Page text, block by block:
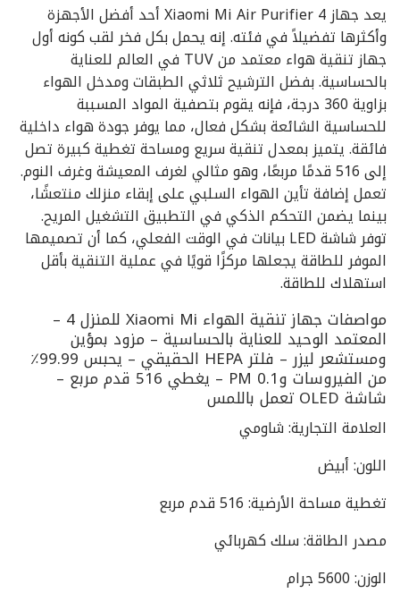
يعد جهاز Xiaomi Mi Air Purifier 4 أحد أفضل الأجهزة
وأكثرها تفضيلاً في فئته. إنه يحمل بكل فخر لقب كونه أول
جهاز تنقية هواء معتمد من TUV في العالم للعناية
بالحساسية. بفضل الترشيح ثلاثي الطبقات ومدخل الهواء
بزاوية 360 درجة، فإنه يقوم بتصفية المواد المسببة
للحساسية الشائعة بشكل فعال، مما يوفر جودة هواء داخلية
فائقة. يتميز بمعدل تنقية سريع ومساحة تغطية كبيرة تصل
إلى 516 قدمًا مربعًا، وهو مثالي لغرف المعيشة وغرف النوم.
تعمل إضافة تأين الهواء السلبي على إبقاء منزلك منتعشًا،
بينما يضمن التحكم الذكي في التطبيق التشغيل المريح.
توفر شاشة LED بيانات في الوقت الفعلي، كما أن تصميمها
الموفر للطاقة يجعلها مركزًا قويًا في عملية التنقية بأقل
استهلاك للطاقة.
مواصفات جهاز تنقية الهواء Xiaomi Mi للمنزل 4 –
المعتمد الوحيد للعناية بالحساسية – مزود بمؤين
ومستشعر ليزر – فلتر HEPA الحقيقي – يحبس 99.99٪
من الفيروسات وPM 0.1 – يغطي 516 قدم مربع –
شاشة OLED تعمل باللمس
العلامة التجارية: شاومي
اللون: أبيض
تغطية مساحة الأرضية: 516 قدم مربع
مصدر الطاقة: سلك كهربائي
الوزن: 5600 جرام